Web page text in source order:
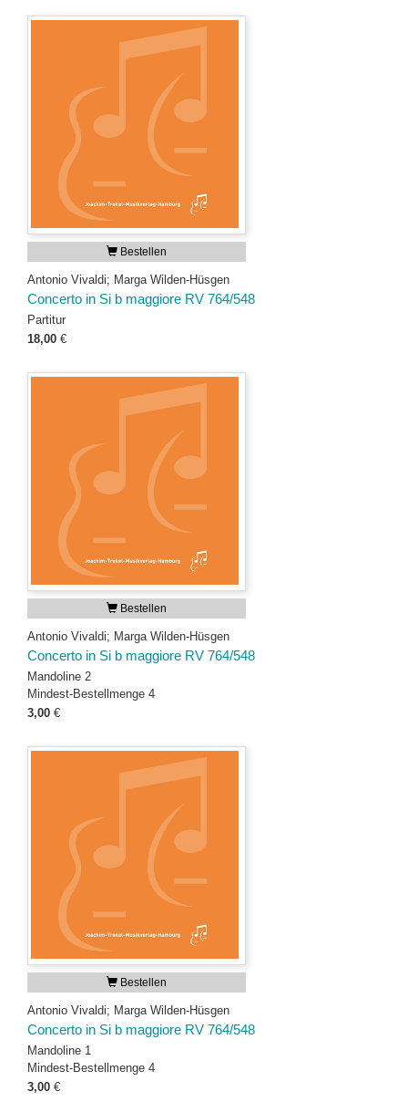
Bestellen
Antonio Vivaldi; Marga Wilden-Hüsgen
Concerto in Si b maggiore RV 764/548
Partitur
18,00 €
Bestellen
Antonio Vivaldi; Marga Wilden-Hüsgen
Concerto in Si b maggiore RV 764/548
Mandoline 2
Mindest-Bestellmenge 4
3,00 €
Bestellen
Antonio Vivaldi; Marga Wilden-Hüsgen
Concerto in Si b maggiore RV 764/548
Mandoline 1
Mindest-Bestellmenge 4
3,00 €